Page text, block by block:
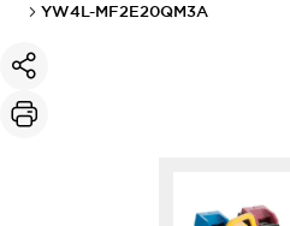
YW4L-MF2E20QM3A